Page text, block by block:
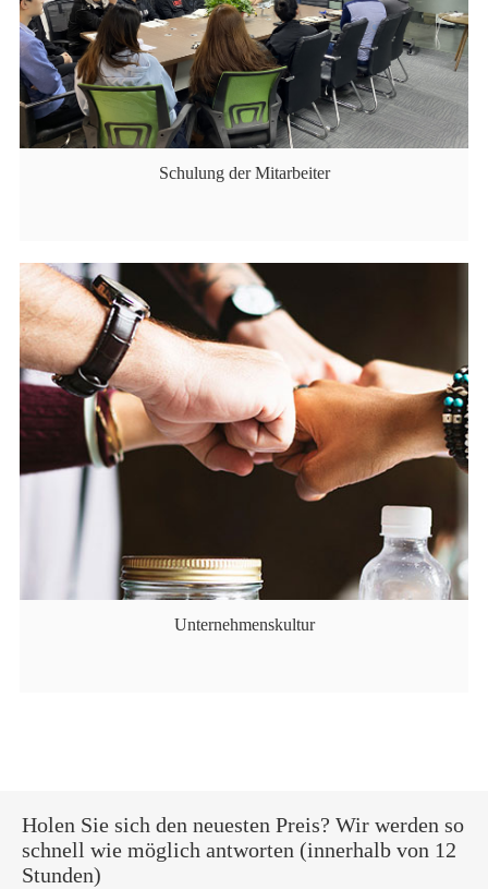
Schulung der Mitarbeiter
Unternehmenskultur
Holen Sie sich den neuesten Preis? Wir werden so
schnell wie möglich antworten (innerhalb von 12
Stunden)